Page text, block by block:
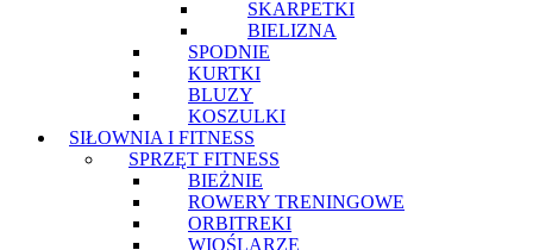
SKARPETKI
BIELIZNA
SPODNIE
KURTKI
BLUZY
KOSZULKI
SIŁOWNIA I FITNESS
SPRZĘT FITNESS
BIEŻNIE
ROWERY TRENINGOWE
ORBITREKI
WIOŚLARZE